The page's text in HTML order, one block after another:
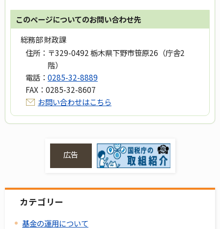
このページについてのお問い合わせ先
総務部 財政課
住所： 〒329-0492 栃木県下野市笹原26（庁舎2
階）
電話： 0285-32-8889
FAX： 0285-32-8607
お問い合わせはこちら
広告
カテゴリー
基金の運用について